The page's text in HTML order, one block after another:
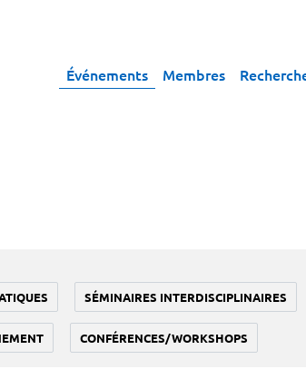
Événements Membres
SÉMINAIRES INTERDISCIPLINAIRES
CONFÉRENCES/WORKSHOPS